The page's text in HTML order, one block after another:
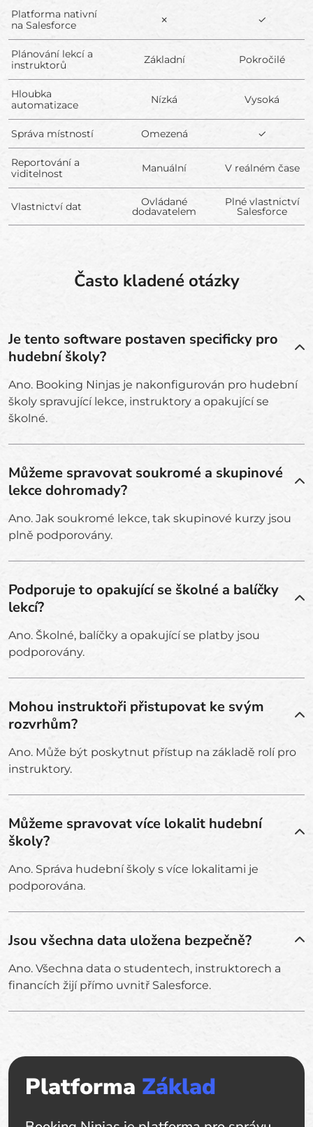
Platforma nativní
na Salesforce
✗ ✓
Plánování lekcí a
instruktorů
Základní Pokročilé
Hloubka
automatizace
Nízká Vysoká
Správa místností Omezená ✓
Reportování a
viditelnost
Manuální V reálném čase
Vlastnictví dat Ovládané
dodavatelem
Plné vlastnictví
Salesforce
Často kladené otázky
Je tento software postaven specificky pro
hudební školy?
Ano. Booking Ninjas je nakonfigurován pro hudební
školy spravující lekce, instruktory a opakující se
školné.
Můžeme spravovat soukromé a skupinové
lekce dohromady?
Ano. Jak soukromé lekce, tak skupinové kurzy jsou
plně podporovány.
Podporuje to opakující se školné a balíčky
lekcí?
Ano. Školné, balíčky a opakující se platby jsou
podporovány.
Mohou instruktoři přistupovat ke svým
rozvrhům?
Ano. Může být poskytnut přístup na základě rolí pro
instruktory.
Můžeme spravovat více lokalit hudební
školy?
Ano. Správa hudební školy s více lokalitami je
podporována.
Jsou všechna data uložena bezpečně?
Ano. Všechna data o studentech, instruktorech a
financích žijí přímo uvnitř Salesforce.
Platforma Základ